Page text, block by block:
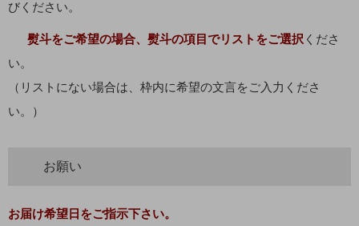
びください。
熨斗をご希望の場合、熨斗の項目でリストをご選択 くださ
い。
（リストにない場合は、枠内に希望の文言をご入力くださ
い。）
お願い
お届け希望日をご指示下さい。